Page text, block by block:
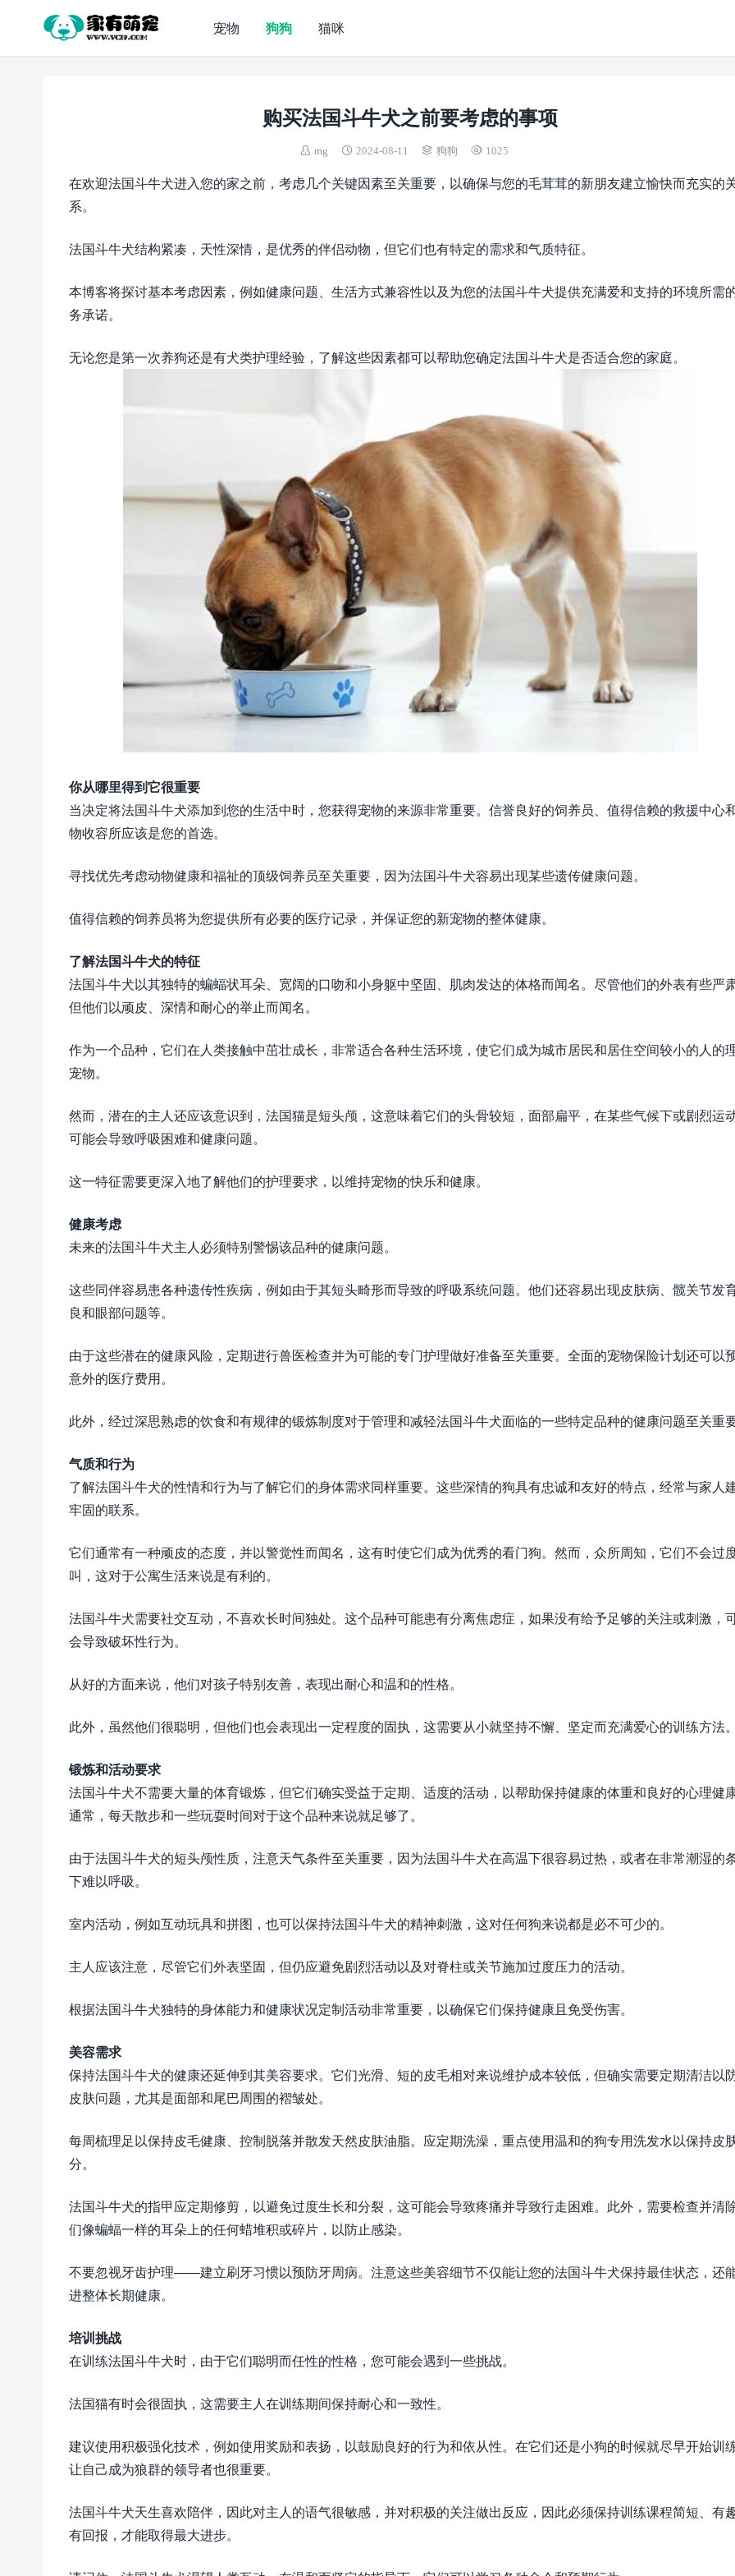
宠物 狗狗 猫咪
购买法国斗牛犬之前要考虑的事项
mg 2024-08-11 狗狗 1025
在欢迎法国斗牛犬进入您的家之前，考虑几个关键因素至关重要，以确保与您的毛茸茸的新朋友建立愉快而充实的
系。
法国斗牛犬结构紧凑，天性深情，是优秀的伴侣动物，但它们也有特定的需求和气质特征。
本博客将探讨基本考虑因素，例如健康问题、生活方式兼容性以及为您的法国斗牛犬提供充满爱和支持的环境所需
务承诺。
无论您是第一次养狗还是有犬类护理经验，了解这些因素都可以帮助您确定法国斗牛犬是否适合您的家庭。
你从哪里得到它很重要
当决定将法国斗牛犬添加到您的生活中时，您获得宠物的来源非常重要。信誉良好的饲养员、值得信赖的救援中心
物收容所应该是您的首选。
寻找优先考虑动物健康和福祉的顶级饲养员至关重要，因为法国斗牛犬容易出现某些遗传健康问题。
值得信赖的饲养员将为您提供所有必要的医疗记录，并保证您的新宠物的整体健康。
了解法国斗牛犬的特征
法国斗牛犬以其独特的蝙蝠状耳朵、宽阔的口吻和小身躯中坚固、肌肉发达的体格而闻名。尽管他们的外表有些严
但他们以顽皮、深情和耐心的举止而闻名。
作为一个品种，它们在人类接触中茁壮成长，非常适合各种生活环境，使它们成为城市居民和居住空间较小的人的
宠物。
然而，潜在的主人还应该意识到，法国猫是短头颅，这意味着它们的头骨较短，面部扁平，在某些气候下或剧烈运
可能会导致呼吸困难和健康问题。
这一特征需要更深入地了解他们的护理要求，以维持宠物的快乐和健康。
健康考虑
未来的法国斗牛犬主人必须特别警惕该品种的健康问题。
这些同伴容易患各种遗传性疾病，例如由于其短头畸形而导致的呼吸系统问题。他们还容易出现皮肤病、髋关节发
良和眼部问题等。
由于这些潜在的健康风险，定期进行兽医检查并为可能的专门护理做好准备至关重要。全面的宠物保险计划还可以
意外的医疗费用。
此外，经过深思熟虑的饮食和有规律的锻炼制度对于管理和减轻法国斗牛犬面临的一些特定品种的健康问题至关重要
气质和行为
了解法国斗牛犬的性情和行为与了解它们的身体需求同样重要。这些深情的狗具有忠诚和友好的特点，经常与家人
牢固的联系。
它们通常有一种顽皮的态度，并以警觉性而闻名，这有时使它们成为优秀的看门狗。然而，众所周知，它们不会过
叫，这对于公寓生活来说是有利的。
法国斗牛犬需要社交互动，不喜欢长时间独处。这个品种可能患有分离焦虑症，如果没有给予足够的关注或刺激，
会导致破坏性行为。
从好的方面来说，他们对孩子特别友善，表现出耐心和温和的性格。
此外，虽然他们很聪明，但他们也会表现出一定程度的固执，这需要从小就坚持不懈、坚定而充满爱心的训练方法。
锻炼和活动要求
法国斗牛犬不需要大量的体育锻炼，但它们确实受益于定期、适度的活动，以帮助保持健康的体重和良好的心理健康
通常，每天散步和一些玩耍时间对于这个品种来说就足够了。
由于法国斗牛犬的短头颅性质，注意天气条件至关重要，因为法国斗牛犬在高温下很容易过热，或者在非常潮湿的
下难以呼吸。
室内活动，例如互动玩具和拼图，也可以保持法国斗牛犬的精神刺激，这对任何狗来说都是必不可少的。
主人应该注意，尽管它们外表坚固，但仍应避免剧烈活动以及对脊柱或关节施加过度压力的活动。
根据法国斗牛犬独特的身体能力和健康状况定制活动非常重要，以确保它们保持健康且免受伤害。
美容需求
保持法国斗牛犬的健康还延伸到其美容要求。它们光滑、短的皮毛相对来说维护成本较低，但确实需要定期清洁以
皮肤问题，尤其是面部和尾巴周围的褶皱处。
每周梳理足以保持皮毛健康、控制脱落并散发天然皮肤油脂。应定期洗澡，重点使用温和的狗专用洗发水以保持皮
分。
法国斗牛犬的指甲应定期修剪，以避免过度生长和分裂，这可能会导致疼痛并导致行走困难。此外，需要检查并清
们像蝙蝠一样的耳朵上的任何蜡堆积或碎片，以防止感染。
不要忽视牙齿护理——建立刷牙习惯以预防牙周病。注意这些美容细节不仅能让您的法国斗牛犬保持最佳状态，还
进整体长期健康。
培训挑战
在训练法国斗牛犬时，由于它们聪明而任性的性格，您可能会遇到一些挑战。
法国猫有时会很固执，这需要主人在训练期间保持耐心和一致性。
建议使用积极强化技术，例如使用奖励和表扬，以鼓励良好的行为和依从性。在它们还是小狗的时候就尽早开始训
让自己成为狼群的领导者也很重要。
法国斗牛犬天生喜欢陪伴，因此对主人的语气很敏感，并对积极的关注做出反应，因此必须保持训练课程简短、有
有回报，才能取得最大进步。